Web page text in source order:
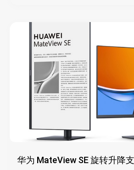
华为 MateView SE 旋转升降